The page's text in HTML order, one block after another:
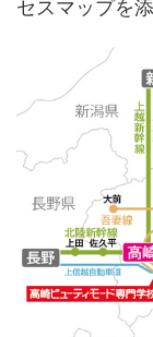
セスマップを